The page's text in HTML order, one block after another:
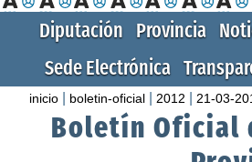
Diputación Provincia
Sede Electrónica
inicio boletin-oficial 2012 21-03-
Boletín Oficial